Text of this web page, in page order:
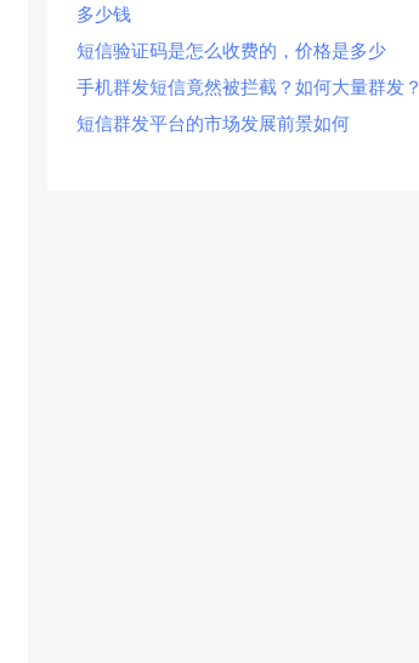
多少钱
短信验证码是怎么收费的，价格是多少
手机群发短信竟然被拦截？如何大量群发？
短信群发平台的市场发展前景如何